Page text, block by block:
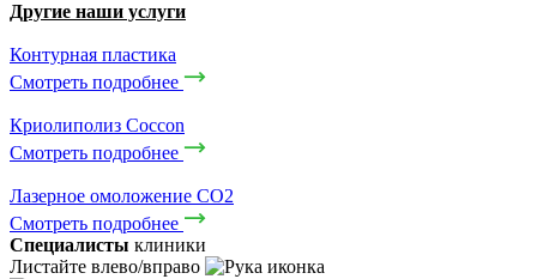
Другие наши услуги
Контурная пластика
Смотреть подробнее
Криолиполиз Coccon
Смотреть подробнее
Лазерное омоложение CO2
Смотреть подробнее
Специалисты клиники
Листайте влево/вправо